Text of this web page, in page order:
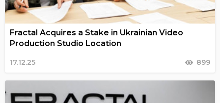
Fractal Acquires a Stake in Ukrainian Video
Production Studio Location
17.12.25 899